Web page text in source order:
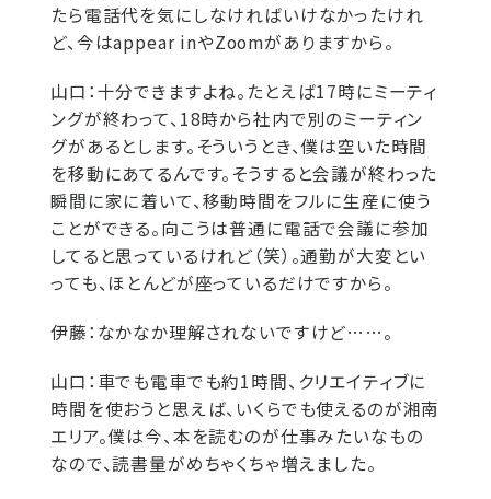
たら電話代を気にしなければいけなかったけれ
ど、今はappear inやZoomがありますから。
山口：十分できますよね。たとえば17時にミーティ
ングが終わって、18時から社内で別のミーティン
グがあるとします。そういうとき、僕は空いた時間
を移動にあてるんです。そうすると会議が終わった
瞬間に家に着いて、移動時間をフルに生産に使う
ことができる。向こうは普通に電話で会議に参加
してると思っているけれど（笑）。通勤が大変とい
っても、ほとんどが座っているだけですから。
伊藤： なかなか理解されないですけど……。
山口： 車でも電車でも約1時間、クリエイティブに
時間を使おうと思えば、いくらでも使えるのが湘南
エリア。僕は今、本を読むのが仕事みたいなもの
なので、読書量がめちゃくちゃ増えました。